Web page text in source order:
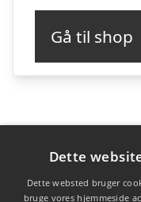
Gå til shop
Varekategorier
Produkter
Dette
Dette websted bruger
bruge vores hjemmeside